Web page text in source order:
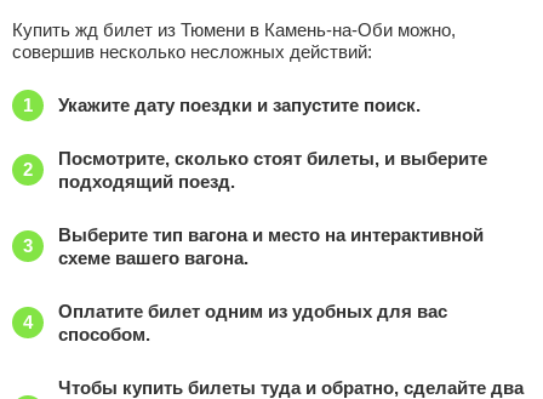
Купить жд билет из Тюмени в Камень-на-Оби можно,
совершив несколько несложных действий:
Укажите дату поездки и запустите поиск.
Посмотрите, сколько стоят билеты, и выберите
подходящий поезд.
Выберите тип вагона и место на интерактивной
схеме вашего вагона.
Оплатите билет одним из удобных для вас
способом.
Чтобы купить билеты туда и обратно, сделайте два